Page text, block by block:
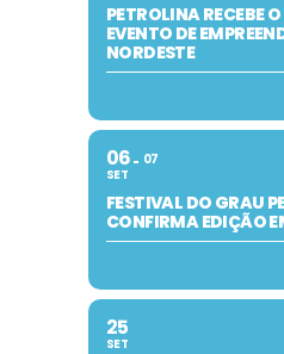
PETROLINA RECEBE
EVENTO DE
NORDESTE
06
SET
07
FESTIVAL DO GRAU
CONFIRMA EDIÇÃO
25
SET